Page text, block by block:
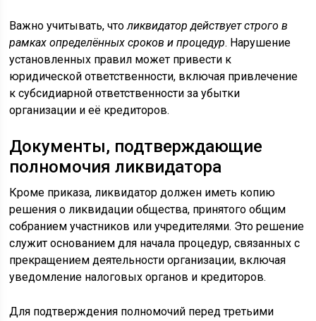
Важно учитывать, чтоликвидатор действует строго в
рамках определённых сроков и процедур. Нарушение
установленных правил может привести к
юридической ответственности, включая привлечение
к субсидиарной ответственности за убытки
организации и её кредиторов.
Документы, подтверждающие
полномочия ликвидатора
Кроме приказа, ликвидатор должен иметь копию
решения о ликвидации общества, принятого общим
собранием участников или учредителями. Это решение
служит основанием для начала процедур, связанных с
прекращением деятельности организации, включая
уведомление налоговых органов и кредиторов.
Для подтверждения полномочий перед третьими